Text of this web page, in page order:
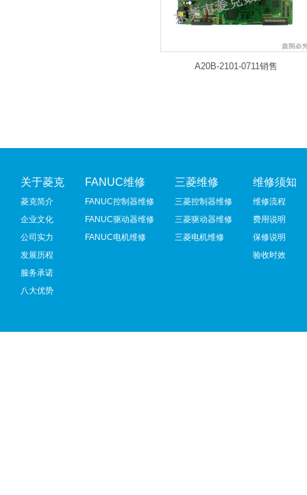
A20B-2101-0711销售
关于菱克
菱克简介
企业文化
公司实力
发展历程
服务承诺
八大优势
FANUC维修
FANUC控制器维修
FANUC驱动器维修
FANUC电机维修
三菱维修
三菱控制器维修
三菱驱动器维修
三菱电机维修
维修须知
维修流程
费用说明
保修说明
验收时效